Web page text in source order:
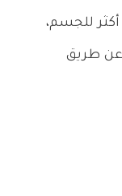
للجسم،
عن طريق